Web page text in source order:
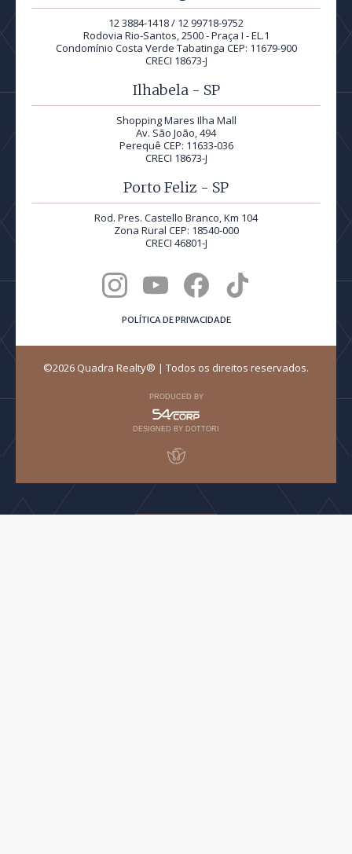
12 3884-1418 / 12 99718-9752
Rodovia Rio-Santos, 2500 - Praça I - EL.1
Condomínio Costa Verde Tabatinga CEP: 11679-900
CRECI 18673-J
Ilhabela - SP
Shopping Mares Ilha Mall
Av. São João, 494
Perequê CEP: 11633-036
CRECI 18673-J
Porto Feliz - SP
Rod. Pres. Castello Branco, Km 104
Zona Rural CEP: 18540-000
CRECI 46801-J
POLÍTICA DE PRIVACIDADE
©2026 Quadra Realty® | Todos os direitos reservados.
PRODUCED BY
DESIGNED BY DOTTORI